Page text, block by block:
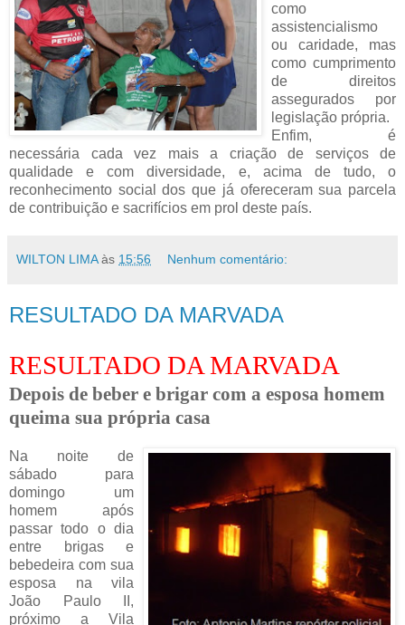
como
assistencialismo
ou caridade, mas
como cumprimento
de direitos
assegurados por
legislação própria.
Enfim, é
necessária cada vez mais a criação de serviços de
qualidade e com diversidade, e, acima de tudo, o
reconhecimento social dos que já ofereceram sua parcela
de contribuição e sacrifícios em prol deste país.
WILTON LIMA às 15:56 Nenhum comentário:
RESULTADO DA MARVADA
RESULTADO DA MARVADA
Depois de beber e brigar com a esposa homem
queima sua própria casa
Na noite de
sábado para
domingo um
homem após
passar todo o dia
entre brigas e
bebedeira com sua
esposa na vila
João Paulo II,
próximo a Vila